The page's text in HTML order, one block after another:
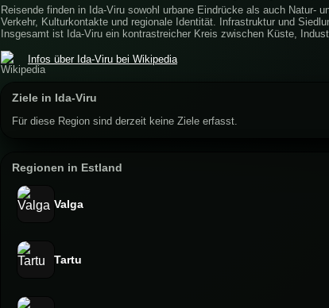
Reisende finden in Ida-Viru sowohl urbane Eindrücke als auch Natur-
Verkehr, Kulturkontakte und regionale Identität. Infrastruktur und
Insgesamt ist Ida-Viru ein kontrastreicher Kreis zwischen Küste,
Infos über Ida-Viru bei Wikipedia
Ziele in Ida-Viru
Für diese Region sind derzeit keine Ziele erfasst.
Regionen in Estland
Valga
Tartu